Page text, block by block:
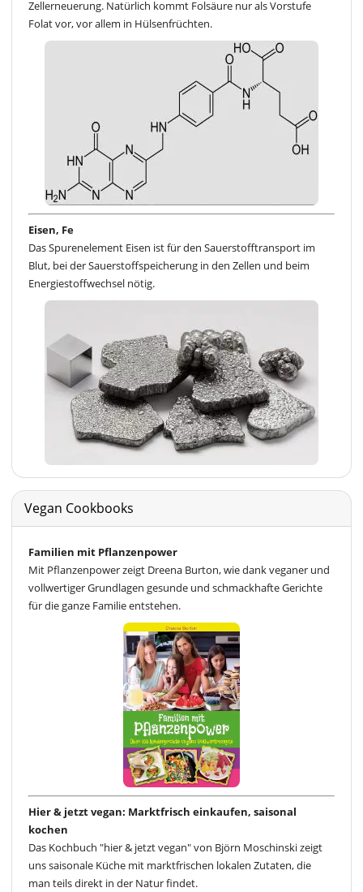
Zellerneuerung. Natürlich kommt Folsäure nur als Vorstufe
Folat vor, vor allem in Hülsenfrüchten.
Eisen, Fe
Das Spurenelement Eisen ist für den Sauerstofftransport im
Blut, bei der Sauerstoffspeicherung in den Zellen und beim
Energiestoffwechsel nötig.
Vegan Cookbooks
Familien mit Pflanzenpower
Mit Pflanzenpower zeigt Dreena Burton, wie dank veganer und
vollwertiger Grundlagen gesunde und schmackhafte Gerichte
für die ganze Familie entstehen.
Hier & jetzt vegan: Marktfrisch einkaufen, saisonal
kochen
Das Kochbuch "hier & jetzt vegan" von Björn Moschinski zeigt
uns saisonale Küche mit marktfrischen lokalen Zutaten, die
man teils direkt in der Natur findet.